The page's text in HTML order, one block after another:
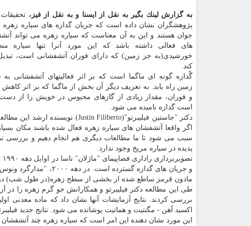
به گزارش لینك بگیر به نقل از ایسنا و به نقل از فیز،
پژوهشگران نشان داده است كه جریان گدازه های سیاره زهره
جوان هستند و این به آن معناست كه سیاره زهره می تواند
های فعالی داشته باشد كه این مورد آنرا تنها سیاره
خورشیدی(به جز زمین) كه دارای فوران آتشفشانی است،
كند.
گُدازه گونه ای ماگما است كه بر اثر فعالیتهای آتشفشانی
زمین راه یابد. به تعریف دیگر آن بخش از ماگما كه بر اثر كاهش
و فوران، مقدار زیادی از گازهای محبوس در خویش را از دست
است گدازه نامیده می شود.
اگر واقعا آتشفشان های سیاره زهره فعال شده باشند مكان
سبب می شود تا ما مطالعات دیگری هم انجام دهیم و بررسی
پدیده در سیاره مریخ وجود ندارد.
مادون قرمز ساطع شده از بخشی از سطح زهره(در طول شب) درك
طی این مطالعه دكتر فیلیبرتو و همكارانش جو گرم زهره را
اكسید آهن - مگنتیت و هماتیت پوشانده می شود. نتایج جدید
این مورد نشان دهنده این امر است كه سیاره زهره چند آتشفشان